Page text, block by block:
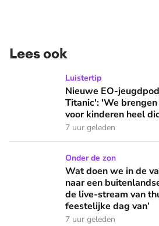
Lees ook
Nieuwe EO-jeugdpodcast
Luistertip
Nieuwe EO-
Titanic': 'We
voor kinderen heel
7 uur geleden
Wat doen we in de vakantie op
Onder de zon
Wat doen we in de
naar een
de live-stream van
feestelijke dag van’
7 uur geleden